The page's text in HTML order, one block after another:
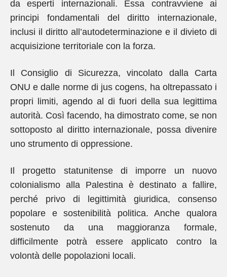
da esperti internazionali. Essa contravviene ai
principi fondamentali del diritto internazionale,
inclusi il diritto all’autodeterminazione e il divieto di
acquisizione territoriale con la forza.
Il Consiglio di Sicurezza, vincolato dalla Carta
ONU e dalle norme di jus cogens, ha oltrepassato i
propri limiti, agendo al di fuori della sua legittima
autorità. Così facendo, ha dimostrato come, se non
sottoposto al diritto internazionale, possa divenire
uno strumento di oppressione.
Il progetto statunitense di imporre un nuovo
colonialismo alla Palestina è destinato a fallire,
perché privo di legittimità giuridica, consenso
popolare e sostenibilità politica. Anche qualora
sostenuto da una maggioranza formale,
difficilmente potrà essere applicato contro la
volontà delle popolazioni locali.